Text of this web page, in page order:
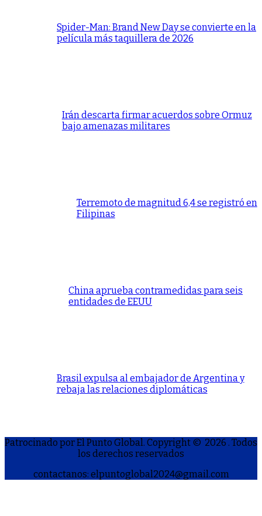
Spider-Man: Brand New Day se convierte en la
película más taquillera de 2026
Irán descarta firmar acuerdos sobre Ormuz
bajo amenazas militares
Terremoto de magnitud 6,4 se registró en
Filipinas
China aprueba contramedidas para seis
entidades de EEUU
Brasil expulsa al embajador de Argentina y
rebaja las relaciones diplomáticas
Patrocinado por El Punto Global. Copyright © 2026 . Todos
los derechos reservados
contactanos: elpuntoglobal2024@gmail.com